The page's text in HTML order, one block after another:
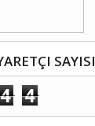
SAYISI
4 4